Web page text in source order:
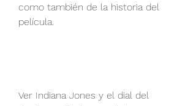
como también de la historia del
película.
Ver Indiana Jones y el dial del